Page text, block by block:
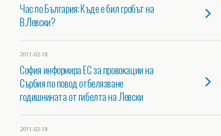
Час по България: Къде е бил гробът на
В.Левски?
2011-02-18
София информира ЕС за провокации на
Сърбия по повод отбелязване
годишнината от гибелта на Левски
2011-02-18